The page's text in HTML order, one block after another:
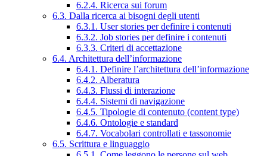
6.2.4. Ricerca sui forum
6.3. Dalla ricerca ai bisogni degli utenti
6.3.1. User stories per definire i contenuti
6.3.2. Job stories per definire i contenuti
6.3.3. Criteri di accettazione
6.4. Architettura dell’informazione
6.4.1. Definire l’architettura dell’informazione
6.4.2. Alberatura
6.4.3. Flussi di interazione
6.4.4. Sistemi di navigazione
6.4.5. Tipologie di contenuto (content type)
6.4.6. Ontologie e standard
6.4.7. Vocabolari controllati e tassonomie
6.5. Scrittura e linguaggio